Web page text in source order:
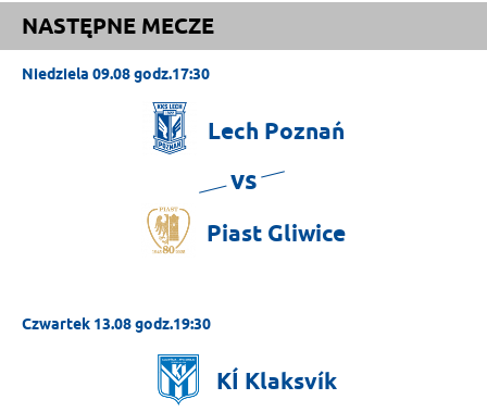
NASTĘPNE MECZE
Niedziela 09.08 godz.17:30
Lech Poznań
vs
Piast Gliwice
Czwartek 13.08 godz.19:30
KÍ Klaksvík